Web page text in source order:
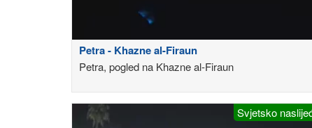
Petra - Khazne al-Firaun
Petra, pogled na Khazne al-Firaun
Svjetsko